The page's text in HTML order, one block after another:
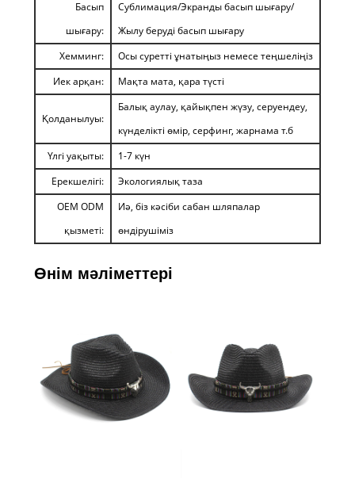
Басып
шығару:
Сублимация/Экранды басып шығару/
Жылу беруді басып шығару
Хемминг:
Осы суретті ұнатыңыз немесе теңшеліңіз
Иек арқан:
Мақта мата, қара түсті
Қолданылуы:
Балық аулау, қайықпен жүзу, серуендеу,
күнделікті өмір, серфинг, жарнама т.б
Үлгі уақыты:
1-7 күн
Ерекшелігі:
Экологиялық таза
OEM ODM
қызметі:
Иә, біз кәсіби сабан шляпалар
өндірушіміз
Өнім мәліметтері